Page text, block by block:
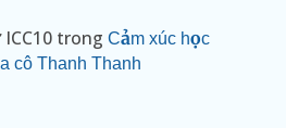
trong Cảm xúc học
cô Thanh Thanh